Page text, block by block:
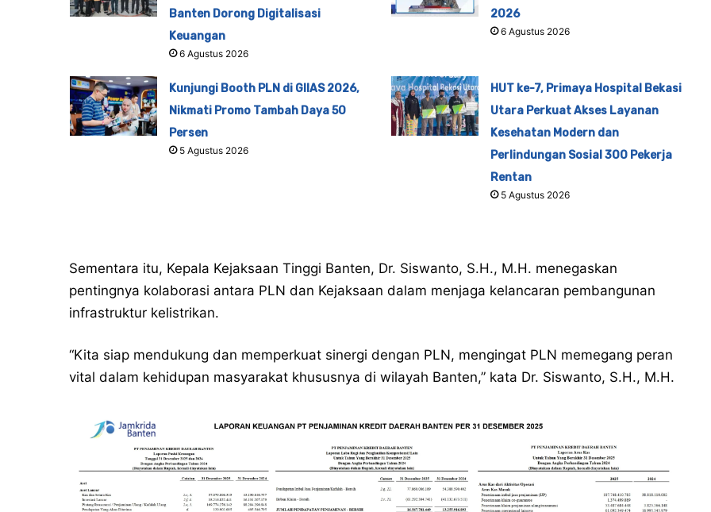
Banten Dorong Digitalisasi
Keuangan
6 Agustus 2026
2026
6 Agustus 2026
Kunjungi Booth PLN di GIIAS 2026,
Nikmati Promo Tambah Daya 50
Persen
5 Agustus 2026
HUT ke-7, Primaya Hospital Bekasi
Utara Perkuat Akses Layanan
Kesehatan Modern dan
Perlindungan Sosial 300 Pekerja
Rentan
5 Agustus 2026
Sementara itu, Kepala Kejaksaan Tinggi Banten, Dr. Siswanto, S.H., M.H. menegaskan
pentingnya kolaborasi antara PLN dan Kejaksaan dalam menjaga kelancaran pembangunan
infrastruktur kelistrikan.
“Kita siap mendukung dan memperkuat sinergi dengan PLN, mengingat PLN memegang peran
vital dalam kehidupan masyarakat khususnya di wilayah Banten,” kata Dr. Siswanto, S.H., M.H.